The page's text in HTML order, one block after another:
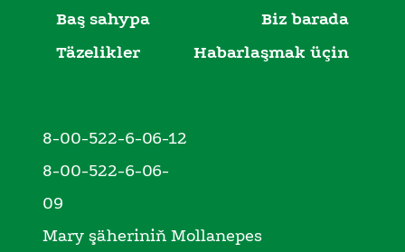
Baş sahypa
Biz barada
Täzelikler
Habarlaşmak üçin
8-00-522-6-06-12
8-00-522-6-06-
09
Mary şäheriniň Mollanepes